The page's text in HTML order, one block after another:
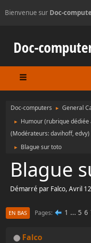
Bienvenue sur Doc-
Doc-
Doc-computers ► General
►
Humour (rubrique dédiée
(Modérateurs:davihoff,edvy)
► Blague sur toto
Blague
Démarré par Falco, Avril
EN BAS Pages 1 ... 5 6
Falco